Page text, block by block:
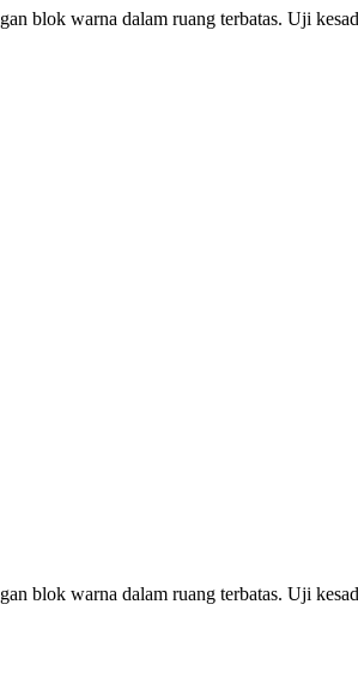
blok warna dalam ruang terbatas. Uji
blok warna dalam ruang terbatas. Uji